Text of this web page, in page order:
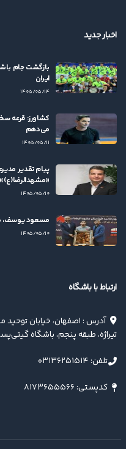
اخبار جدید
بازگشت جام
ایران
۱۴۰۵/۰۵/۱۴
کشاورز: قرعه
می‌دهم
۱۴۰۵/۰۵/۱۱
پیام تقدیر
«مشهدالرضا(ع)»
۱۴۰۵/۰۵/۱۰
مسعود یوسف،
۱۴۰۵/۰۵/۱۰
ارتباط با باشگاه
آدرس : اصفهان، خیابان توحید
تیراژه، طبقه پنجم، باشگاه
تلفن: ۰۳۱۳۶۲۵۱۵۱۴
کدپستی: ۸۱۷۳۶۵۵۵۶۶